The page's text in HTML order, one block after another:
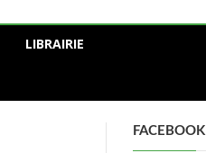
LIBRAIRIE
FACEBOOK